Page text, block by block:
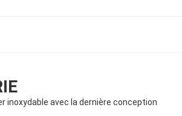
inoxydable avec la dernière conception